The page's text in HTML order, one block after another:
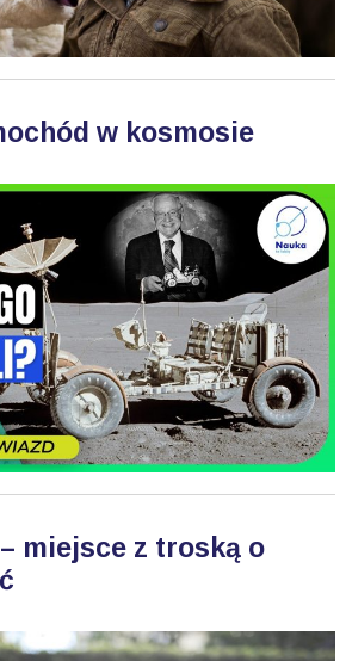
w kosmosie
miejsce z troską o